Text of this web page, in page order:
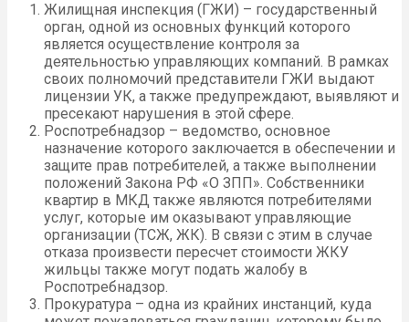
Жилищная инспекция (ГЖИ) – государственный
орган, одной из основных функций которого
является осуществление контроля за
деятельностью управляющих компаний. В рамках
своих полномочий представители ГЖИ выдают
лицензии УК, а также предупреждают, выявляют и
пресекают нарушения в этой сфере.
Роспотребнадзор – ведомство, основное
назначение которого заключается в обеспечении и
защите прав потребителей, а также выполнении
положений Закона РФ «О ЗПП». Собственники
квартир в МКД также являются потребителями
услуг, которые им оказывают управляющие
организации (ТСЖ, ЖК). В связи с этим в случае
отказа произвести пересчет стоимости ЖКУ
жильцы также могут подать жалобу в
Роспотребнадзор.
Прокуратура – одна из крайних инстанций, куда